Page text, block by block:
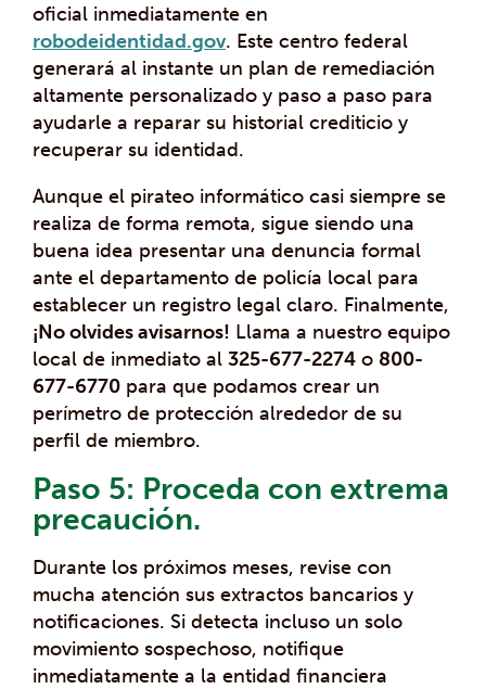
oficial inmediatamente en
robodeidentidad.gov. Este centro federal
generará al instante un plan de remediación
altamente personalizado y paso a paso para
ayudarle a reparar su historial crediticio y
recuperar su identidad.
Aunque el pirateo informático casi siempre se
realiza de forma remota, sigue siendo una
buena idea presentar una denuncia formal
ante el departamento de policía local para
establecer un registro legal claro. Finalmente,
¡No olvides avisarnos! Llama a nuestro equipo
local de inmediato al 325-677-2274 o 800-
677-6770 para que podamos crear un
perímetro de protección alrededor de su
perfil de miembro.
Paso 5: Proceda con extrema
precaución.
Durante los próximos meses, revise con
mucha atención sus extractos bancarios y
notificaciones. Si detecta incluso un solo
movimiento sospechoso, notifique
inmediatamente a la entidad financiera